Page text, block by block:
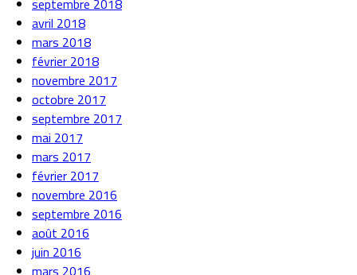
septembre 2018
avril 2018
mars 2018
février 2018
novembre 2017
octobre 2017
septembre 2017
mai 2017
mars 2017
février 2017
novembre 2016
septembre 2016
août 2016
juin 2016